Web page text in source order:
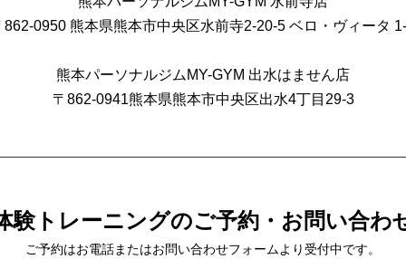
862-0950 熊本県熊本市中央区水前寺2-20-5 ベロ・ヴィータ
熊本パーソナルジムMY-GYM 出水はません店
〒862-0941熊本県熊本市中央区出⽔4丁⽬29-3
験トレーニングのご予約・お問い合わ
ご予約はお電話またはお問い合わせフォームより受付中です。